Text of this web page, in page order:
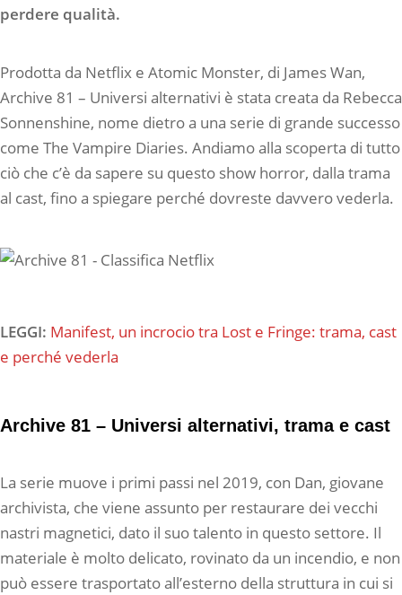
perdere qualità.
Prodotta da Netflix e Atomic Monster, di James Wan,
Archive 81 – Universi alternativi è stata creata da Rebecca
Sonnenshine, nome dietro a una serie di grande successo
come The Vampire Diaries. Andiamo alla scoperta di tutto
ciò che c’è da sapere su questo show horror, dalla trama
al cast, fino a spiegare perché dovreste davvero vederla.
LEGGI: Manifest, un incrocio tra Lost e Fringe: trama, cast
e perché vederla
Archive 81 – Universi alternativi, trama e cast
La serie muove i primi passi nel 2019, con Dan, giovane
archivista, che viene assunto per restaurare dei vecchi
nastri magnetici, dato il suo talento in questo settore. Il
materiale è molto delicato, rovinato da un incendio, e non
può essere trasportato all’esterno della struttura in cui si